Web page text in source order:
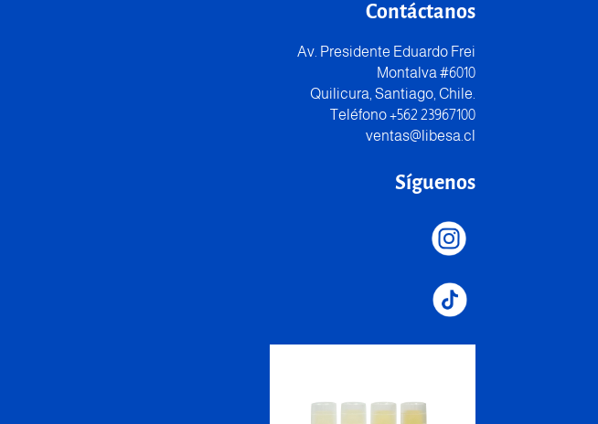
Contáctanos
Av. Presidente Eduardo Frei
Montalva #6010
Quilicura, Santiago, Chile.
Teléfono +562 23967100
ventas@libesa.cl
Síguenos